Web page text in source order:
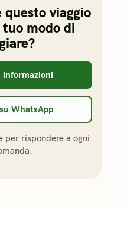
questo viaggio
modo di
informazioni
WhatsApp
per rispondere a ogni